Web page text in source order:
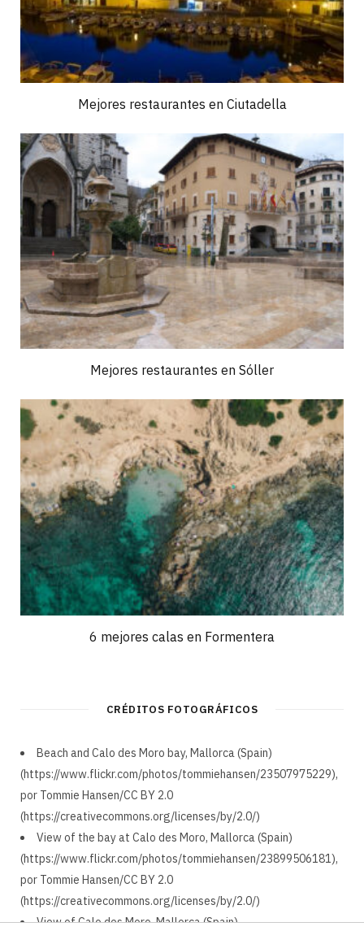
Mejores restaurantes en Ciutadella
Mejores restaurantes en Sóller
6 mejores calas en Formentera
CRÉDITOS FOTOGRÁFICOS
Beach and Calo des Moro bay, Mallorca (Spain)
(https://www.flickr.com/photos/tommiehansen/23507975229),
por Tommie Hansen/CC BY 2.0
(https://creativecommons.org/licenses/by/2.0/)
View of the bay at Calo des Moro, Mallorca (Spain)
(https://www.flickr.com/photos/tommiehansen/23899506181),
por Tommie Hansen/CC BY 2.0
(https://creativecommons.org/licenses/by/2.0/)
View of Calo des Moro, Mallorca (Spain)